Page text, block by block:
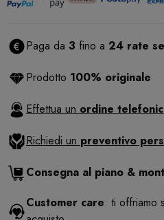
Paga da 3 fino a 24 rate
Prodotto 100% originale
Effettua un ordine
Richiedi un preventivo
Consegna al piano &
Customer care: ti offriamo